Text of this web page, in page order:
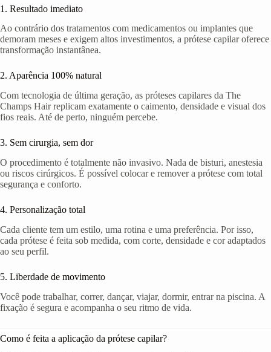
1. Resultado imediato
Ao contrário dos tratamentos com medicamentos ou implantes que
demoram meses e exigem altos investimentos, a prótese capilar oferece
transformação instantânea.
2. Aparência 100% natural
Com tecnologia de última geração, as próteses capilares da The
Champs Hair replicam exatamente o caimento, densidade e visual dos
fios reais. Até de perto, ninguém percebe.
3. Sem cirurgia, sem dor
O procedimento é totalmente não invasivo. Nada de bisturi, anestesia
ou riscos cirúrgicos. É possível colocar e remover a prótese com total
segurança e conforto.
4. Personalização total
Cada cliente tem um estilo, uma rotina e uma preferência. Por isso,
cada prótese é feita sob medida, com corte, densidade e cor adaptados
ao seu perfil.
5. Liberdade de movimento
Você pode trabalhar, correr, dançar, viajar, dormir, entrar na piscina. A
fixação é segura e acompanha o seu ritmo de vida.
Como é feita a aplicação da prótese capilar?